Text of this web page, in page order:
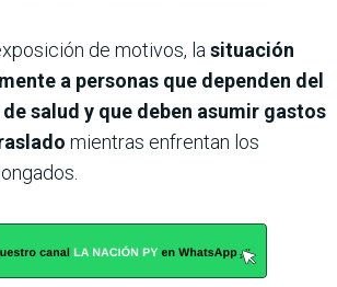
de motivos, la situación
a personas que dependen del
salud y que deben asumir gastos
mientras enfrentan los